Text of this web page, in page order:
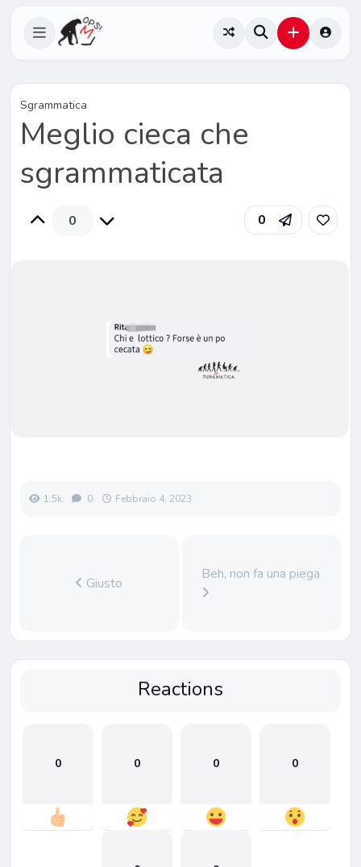
Sgrammatica
Meglio cieca che
sgrammaticata
0 0
1.5k 0 Febbraio 4, 2023
Giusto
Beh, non fa una piega
Reactions
0 0 0 0